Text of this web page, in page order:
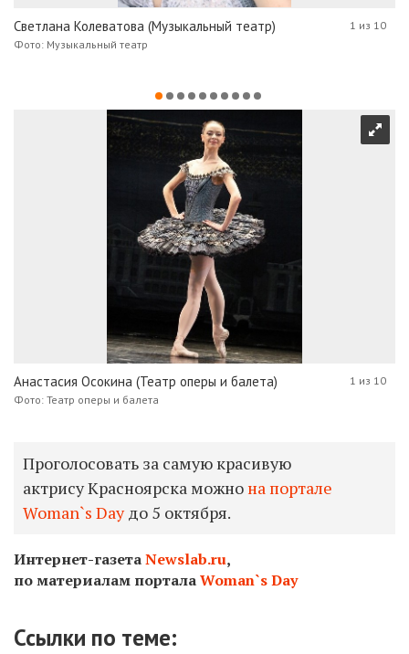
Светлана Колеватова (Музыкальный театр)
Фото: Музыкальный театр
1 из 10
Анастасия Осокина (Театр оперы и балета)
Фото: Театр оперы и балета
1 из 10
Проголосовать за самую красивую
актрису Красноярска можнона портале
Woman`s Dayдо 5 октября.
Интернет-газетаNewslab.ru,
по материалам порталаWoman`s Day
Ссылки по теме: